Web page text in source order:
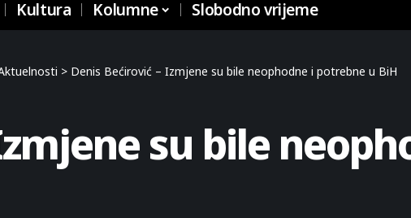
Kultura Kolumne Slobodno vrijeme
> Denis Bećirović – Izmjene su bile neophodne i potrebne u BiH
su bile